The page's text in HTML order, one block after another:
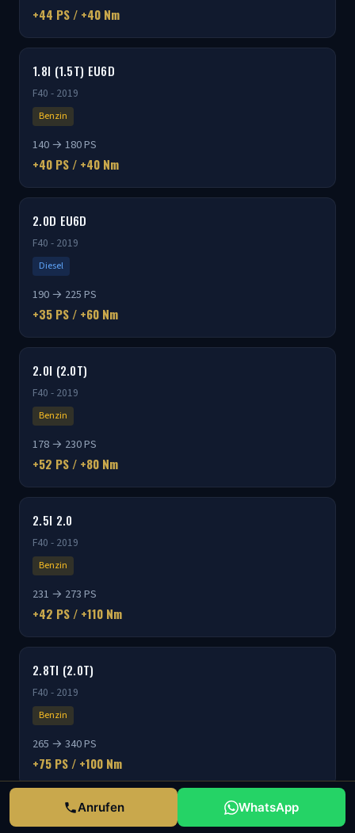
+44 PS / +40 Nm
1.8I (1.5T) EU6D
F40 - 2019
Benzin
140 → 180 PS
+40 PS / +40 Nm
2.0D EU6D
F40 - 2019
Diesel
190 → 225 PS
+35 PS / +60 Nm
2.0I (2.0T)
F40 - 2019
Benzin
178 → 230 PS
+52 PS / +80 Nm
2.5I 2.0
F40 - 2019
Benzin
231 → 273 PS
+42 PS / +110 Nm
2.8TI (2.0T)
F40 - 2019
Benzin
265 → 340 PS
+75 PS / +100 Nm
Anrufen WhatsApp